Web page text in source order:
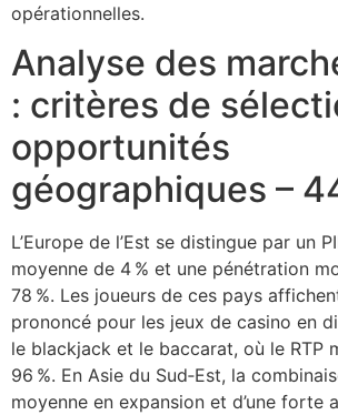
opérationnelles.
Analyse des
: critères de
opportunités
géographiques –
L’Europe de l’Est se distingue par un
moyenne de 4 % et une pénétration
78 %. Les joueurs de ces pays
prononcé pour les jeux de casino en
le blackjack et le baccarat, où le RTP
96 %. En Asie du Sud‑Est, la
moyenne en expansion et d’une forte